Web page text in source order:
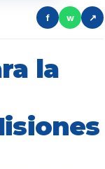
f w ↗
la